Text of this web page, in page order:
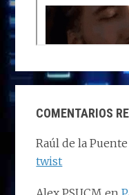
COMENTARIOS
Raúl de la Puente
twist